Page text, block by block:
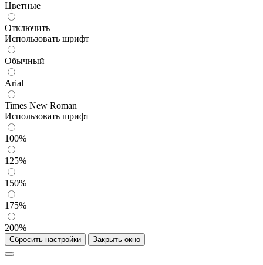
Цветные
Отключить
Использовать шрифт
Обычный
Arial
Times New Roman
Использовать шрифт
100%
125%
150%
175%
200%
Сбросить настройки Закрыть окно